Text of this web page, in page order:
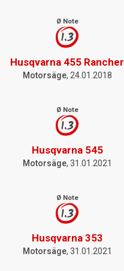
Ø Note
1.3
Husqvarna 455 Rancher
Motorsäge, 24.01.2018
Ø Note
1.3
Husqvarna 545
Motorsäge, 31.01.2021
Ø Note
1.3
Husqvarna 353
Motorsäge, 31.01.2021